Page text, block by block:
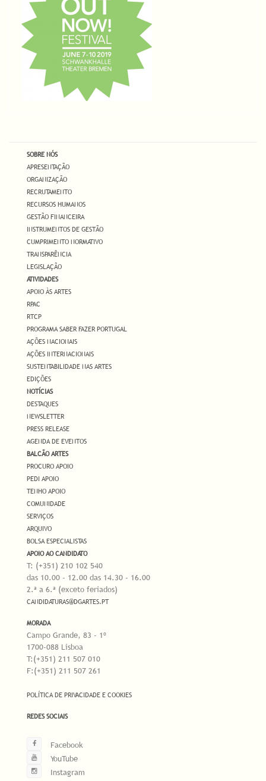
SOBRE NÓS
APRESENTAÇÃO
ORGANIZAÇÃO
RECRUTAMENTO
RECURSOS HUMANOS
GESTÃO FINANCEIRA
INSTRUMENTOS DE GESTÃO
CUMPRIMENTO NORMATIVO
TRANSPARÊNCIA
LEGISLAÇÃO
ATIVIDADES
APOIO ÀS ARTES
RPAC
RTCP
PROGRAMA SABER FAZER PORTUGAL
AÇÕES NACIONAIS
AÇÕES INTERNACIONAIS
SUSTENTABILIDADE NAS ARTES
EDIÇÕES
NOTÍCIAS
DESTAQUES
NEWSLETTER
PRESS RELEASE
AGENDA DE EVENTOS
BALCÃO ARTES
PROCURO APOIO
PEDI APOIO
TENHO APOIO
COMUNIDADE
SERVIÇOS
ARQUIVO
BOLSA ESPECIALISTAS
APOIO AO CANDIDATO
T: (+351) 210 102 540
das 10.00 - 12.00 das 14.30 - 16.00
2.ª a 6.ª (exceto feriados)
CANDIDATURAS@DGARTES.PT
MORADA
Campo Grande, 83 - 1º
1700-088 Lisboa
T:(+351) 211 507 010
F:(+351) 211 507 261
POLÍTICA DE PRIVACIDADE E COOKIES
REDES SOCIAIS
Facebook
YouTube
Instagram